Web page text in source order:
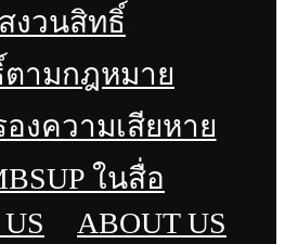
งวนสิทธิ์
ามกฎหมาย
งความเสียหาย
ในสื่อ
ABOUT US